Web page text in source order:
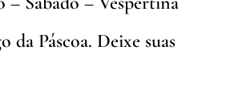
da Páscoa. Deixe suas